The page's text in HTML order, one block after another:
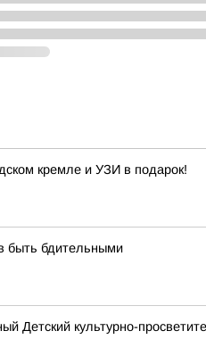
кремле и УЗИ в подарок!
быть бдительными
Детский культурно-